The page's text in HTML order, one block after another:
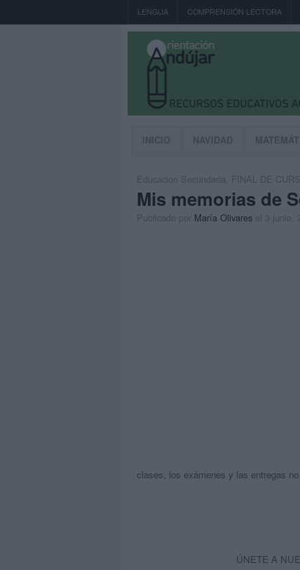
LENGUA COMPRENSIÓN LECTORA
INICIO NAVIDAD
Educación Secundaria FINAL DE
Mis memorias de
Publicado por María Olivares el 3 junio,
clases, los exámenes y las entregas
ÚNETE A